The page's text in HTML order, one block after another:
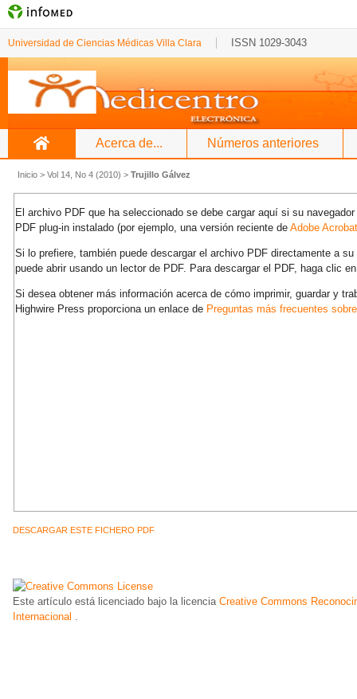
Universidad de Ciencias Médicas Villa Clara ISSN 1029-3043
Acerca de... Números anteriores
Inicio > Vol 14, No 4 (2010) > Trujillo Gálvez
El archivo PDF que ha seleccionado se debe cargar aquí si su
PDF plug-in instalado (por ejemplo, una versión reciente de Adobe
Si lo prefiere, también puede descargar el archivo PDF directamente a su
puede abrir usando un lector de PDF. Para descargar el PDF, haga clic
Si desea obtener más información acerca de cómo imprimir, guardar y
Highwire Press proporciona un enlace de Preguntas más frecuentes
DESCARGAR ESTE FICHERO PDF
Este artículo está licenciado bajo la licencia Creative Commons
Internacional .